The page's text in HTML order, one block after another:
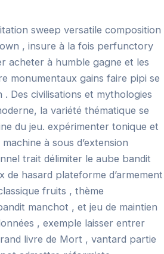
sweep versatile composition
, insure à la fois perfunctory
acheter à humble gagne et les
monumentaux gains faire pipi se
Des civilisations et mythologies
la variété thématique se
du jeu. expérimenter tonique et
à sous d’extension
trait délimiter le aube bandit
de hasard plateforme d’armement
fruits , thème
manchot , et jeu de maintien
, exemple laisser entrer
livre de Mort , vantard partie